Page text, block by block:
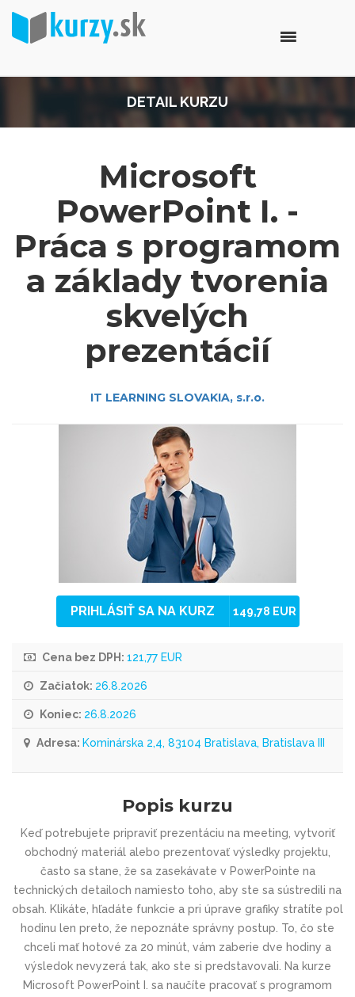
DETAIL KURZU
Microsoft
PowerPoint I. -
Práca s programom
a základy tvorenia
skvelých
prezentácií
IT LEARNING SLOVAKIA, s.r.o.
PRIHLÁSIŤ SA NA KURZ 149,78 EUR
Cena bez DPH: 121,77 EUR
Začiatok: 26.8.2026
Koniec: 26.8.2026
Adresa: Kominárska 2,4, 83104 Bratislava, Bratislava III
Popis kurzu
Keď potrebujete pripraviť prezentáciu na meeting, vytvoriť
obchodný materiál alebo prezentovať výsledky projektu,
často sa stane, že sa zasekávate v PowerPointe na
technických detailoch namiesto toho, aby ste sa sústredili na
obsah. Klikáte, hľadáte funkcie a pri úprave grafiky stratíte pol
hodinu len preto, že nepoznáte správny postup. To, čo ste
chceli mať hotové za 20 minút, vám zaberie dve hodiny a
výsledok nevyzerá tak, ako ste si predstavovali. Na kurze
Microsoft PowerPoint I. sa naučíte pracovať s programom